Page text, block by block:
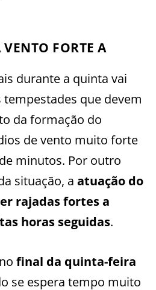
FORTE A
durante a quinta vai
tempestades que devem
da formação do
de vento muito forte
minutos. Por outro
situação, a atuação do
rajadas fortes a
horas seguidas.
final da quinta-feira
se espera tempo muito